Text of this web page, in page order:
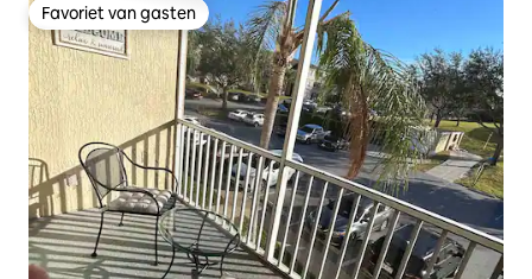
Favoriet van gasten
Favoriet van gasten